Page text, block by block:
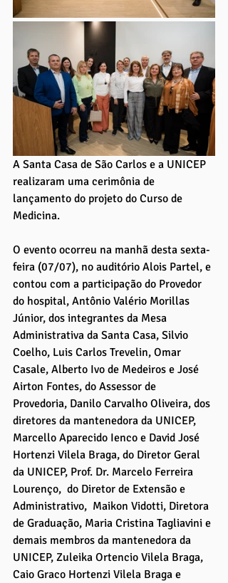
A Santa Casa de São Carlos e a UNICEP
realizaram uma cerimônia de
lançamento do projeto do Curso de
Medicina.
O evento ocorreu na manhã desta sexta-
feira (07/07), no auditório Alois Partel, e
contou com a participação do Provedor
do hospital, Antônio Valério Morillas
Júnior, dos integrantes da Mesa
Administrativa da Santa Casa, Silvio
Coelho, Luis Carlos Trevelin, Omar
Casale, Alberto Ivo de Medeiros e José
Airton Fontes, do Assessor de
Provedoria, Danilo Carvalho Oliveira, dos
diretores da mantenedora da UNICEP,
Marcello Aparecido Ienco e David José
Hortenzi Vilela Braga, do Diretor Geral
da UNICEP, Prof. Dr. Marcelo Ferreira
Lourenço,  do Diretor de Extensão e
Administrativo,  Maikon Vidotti, Diretora
de Graduação, Maria Cristina Tagliavini e
demais membros da mantenedora da
UNICEP, Zuleika Ortencio Vilela Braga,
Caio Graco Hortenzi Vilela Braga e